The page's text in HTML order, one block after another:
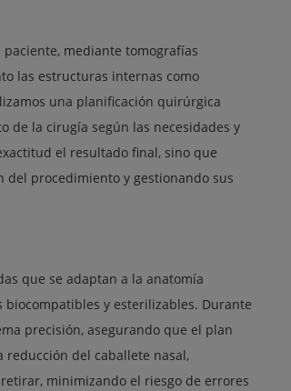
mediante tomografías
las estructuras internas como
una planificación quirúrgica
de la cirugía según las necesidades y
el resultado final, sino que
procedimiento y gestionando sus
que se adaptan a la anatomía
y esterilizables. Durante
precisión, asegurando que el plan
reducción del caballete nasal,
minimizando el riesgo de errores